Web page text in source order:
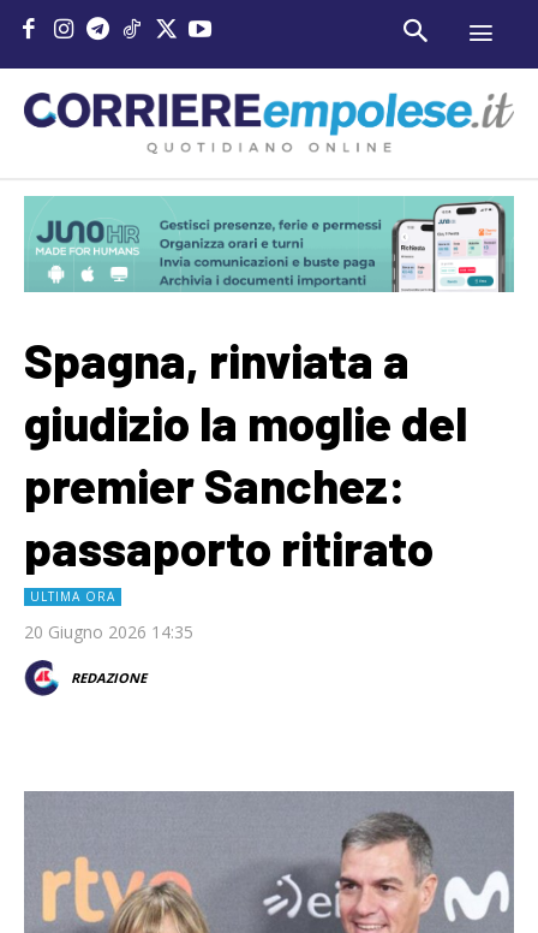
Spagna, rinviata a
giudizio la moglie del
premier Sanchez:
passaporto ritirato
ULTIMA ORA
20 Giugno 2026 14:35
REDAZIONE